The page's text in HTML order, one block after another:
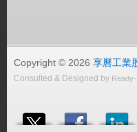
Copyright © 2026 享曆工業
Consulted & Designed by